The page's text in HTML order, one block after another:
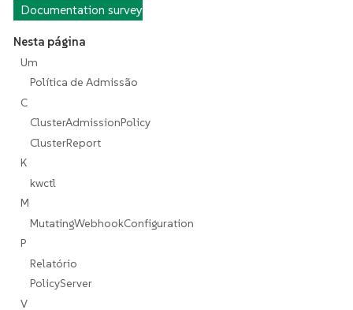
Documentation survey
Nesta página
Um
Política de Admissão
C
ClusterAdmissionPolicy
ClusterReport
K
kwctl
M
MutatingWebhookConfiguration
P
Relatório
PolicyServer
V